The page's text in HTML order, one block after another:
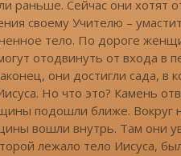
раньше. Сейчас они хотят
своему Учителю –
тело. По дороге
отодвинуть от входа в
они достигли сада, в
Но что это? Камень
подошли ближе. Вокруг
вошли внутрь. Там они
лежало тело Иисуса,